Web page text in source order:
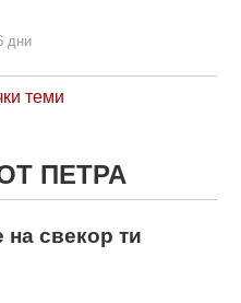
дни
теми
ПЕТРА
свекор ти